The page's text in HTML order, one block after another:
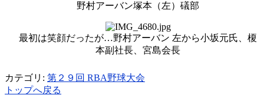
野村アーバン塚本（左）礒部
最初は笑顔だったが…野村アーバン 左から小坂元氏、榎
本副社長、宮島会長
カテゴリ: 第２９回 RBA野球大会
トップへ戻る